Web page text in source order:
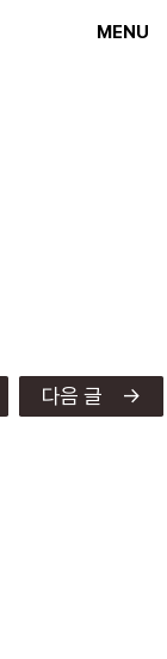
MENU
다음 글 →